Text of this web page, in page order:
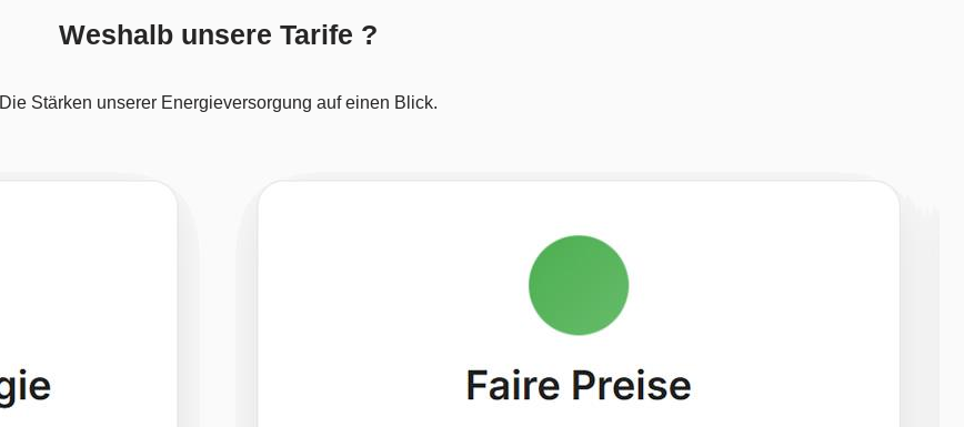
Weshalb unsere Tarife ?
Die Stärken unserer Energieversorgung auf einen Blick.